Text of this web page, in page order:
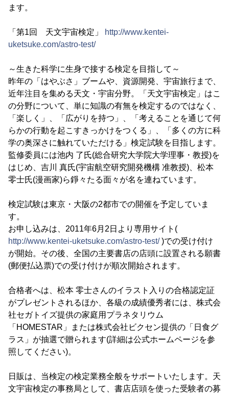
ます。
「第1回 天文宇宙検定」
http://www.kentei-
uketsuke.com/astro-test/
～生きた科学に生身で接する検定を目指して～
昨年の「はやぶさ」ブームや、資源開発、宇宙旅行まで、
近年注目を集める天文・宇宙分野。「天文宇宙検定」はこ
の分野について、単に知識の有無を検定するのではなく、
「楽しく」、「広がりを持つ」、「考えることを通じて何
らかの行動を起こすきっかけをつくる」、「多くの方に科
学の奥深さに触れていただける」検定試験を目指します。
監修委員には池内 了氏(総合研究大学院大学理事・教授)を
はじめ、吉川 真氏(宇宙航空研究開発機構 准教授)、松本
零士氏(漫画家)ら錚々たる面々が名を連ねています。
検定試験は東京・大阪の2都市での開催を予定していま
す。
お申し込みは、2011年6月2日より専用サイト(
http://www.kentei-uketsuke.com/astro-test/)での受け付け
が開始。その後、全国の主要書店の店頭に設置される願書
(郵便払込票)での受け付けが順次開始されます。
合格者へは、松本 零士さんのイラスト入りの合格認定証
がプレゼントされるほか、各級の成績優秀者には、株式会
社セガトイズ提供の家庭用プラネタリウム
「HOMESTAR」または株式会社ビクセン提供の「日食グ
ラス」が抽選で贈られます(詳細は公式ホームページを参
照してください)。
日販は、当検定の検定業務全般をサポートいたします。天
文宇宙検定の事務局として、書店店頭を使った受験者の募